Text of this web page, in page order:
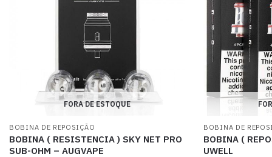
FORA DE ESTOQUE
BOBINA DE REPOSIÇÃO
BOBINA ( RESISTENCIA ) SKY NET PRO
SUB-OHM – AUGVAPE
BOBINA DE
BOBINA (
UWELL